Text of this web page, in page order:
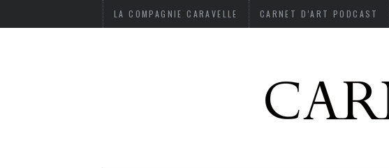
LA COMPAGNIE CARAVELLE CARNET D’ART PODCAST